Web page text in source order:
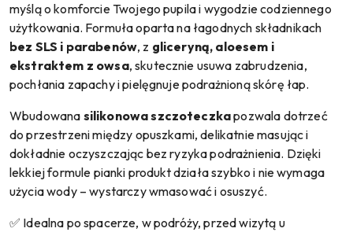
myślą o komforcie Twojego pupila i wygodzie codziennego
użytkowania. Formuła oparta na łagodnych składnikach
bez SLS i parabenów, z gliceryną, aloesem i
ekstraktem z owsa, skutecznie usuwa zabrudzenia,
pochłania zapachy i pielęgnuje podrażnioną skórę łap.
Wbudowana silikonowa szczoteczkapozwala dotrzeć
do przestrzeni między opuszkami, delikatnie masując i
dokładnie oczyszczając bez ryzyka podrażnienia. Dzięki
lekkiej formule pianki produkt działa szybko i nie wymaga
użycia wody – wystarczy wmasować i osuszyć.
✅ Idealna po spacerze, w podróży, przed wizytą u